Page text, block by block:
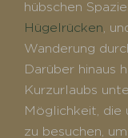
hübschen
Hügelrücken,
Wanderung
Darüber hinaus
Kurzurlaubs
Möglichkeit, die
zu besuchen,